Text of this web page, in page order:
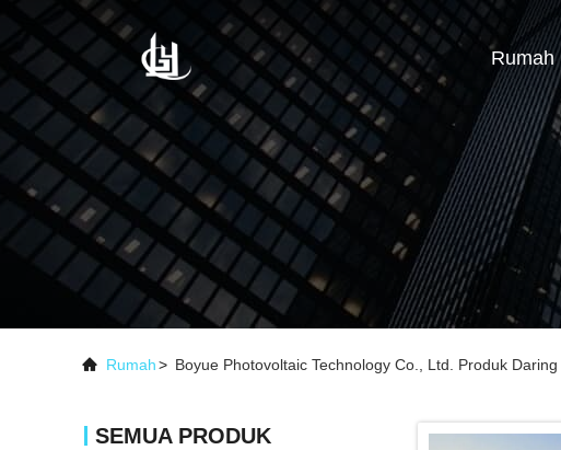
Rumah
Rumah> Boyue Photovoltaic Technology Co., Ltd. Produk Daring
SEMUA PRODUK